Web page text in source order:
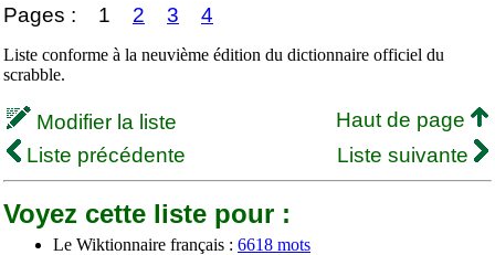
Pages : 1 2 3 4
Liste conforme à la neuvième édition du dictionnaire officiel du
scrabble.
Modifier la liste
Haut de page
Liste précédente
Liste suivante
Voyez cette liste pour :
Le Wiktionnaire français : 6618 mots